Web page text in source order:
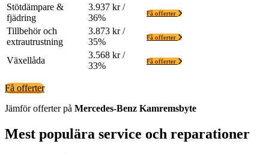
Stötdämpare &
fjädring
3.937 kr /
36%
Få offerter
Tillbehör och
extrautrustning
3.873 kr /
35%
Få offerter
Växellåda
3.568 kr /
33%
Få offerter
Få offerter
Jämför offerter på Mercedes-Benz Kamremsbyte
Mest populära service och reparationer